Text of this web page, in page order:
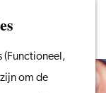
(Functioneel,
om de
het water